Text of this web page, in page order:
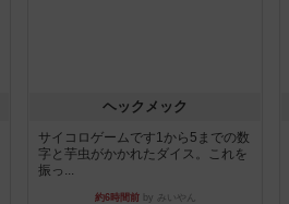
ヘックメック
サイコロゲームです1から5までの数
字と芋虫がかかれたダイス。これを
振っ...
約6時間前by みいやん